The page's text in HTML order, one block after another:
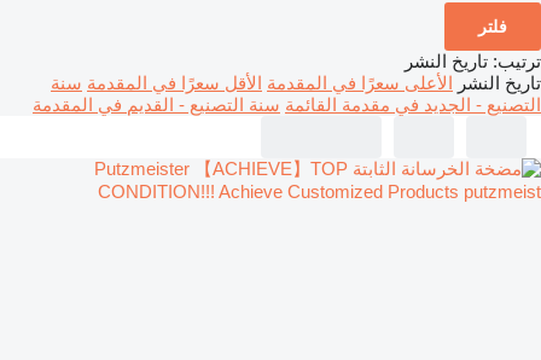
فلتر
ترتيب: تاريخ النشر
تاريخ النشر الأعلى سعرًا في المقدمة الأقل سعرًا في المقدمة سنة
التصنيع - الجديد في مقدمة القائمة سنة التصنيع - القديم في المقدمة